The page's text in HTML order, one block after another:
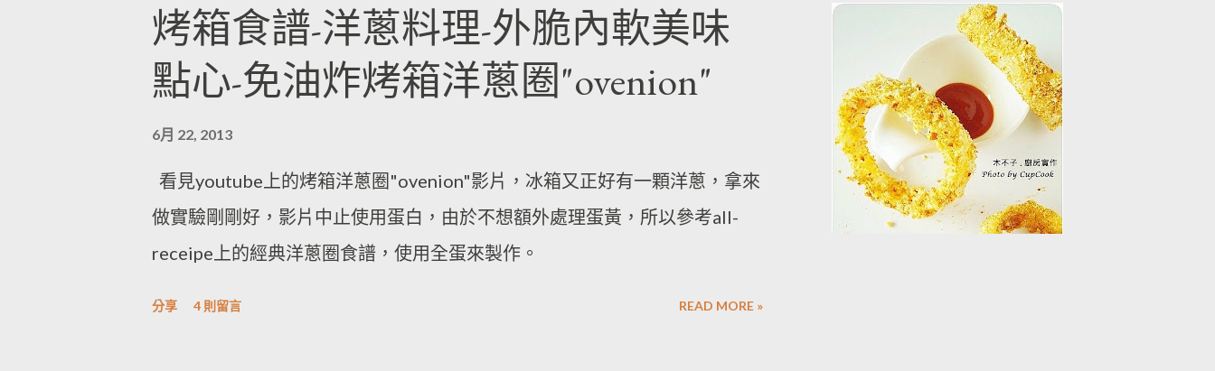
烤箱食譜-洋蔥料理-外脆內軟美味
點心-免油炸烤箱洋蔥圈"ovenion"
6月 22, 2013
看見youtube上的烤箱洋蔥圈"ovenion"影片，冰箱又正好有一顆洋蔥，拿來
做實驗剛剛好，影片中止使用蛋白，由於不想額外處理蛋黃，所以參考all-
receipe上的經典洋蔥圈食譜，使用全蛋來製作。
分享 4 則留言 READ MORE »